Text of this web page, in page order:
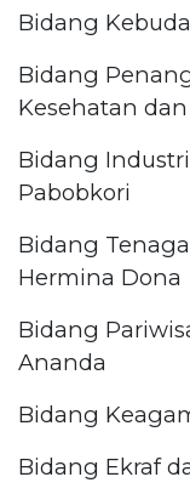
Bidang
Bidang
Kesehatan
Bidang
Pabobkori
Bidang
Hermina Dona
Bidang
Ananda
Bidang
Bidang Ekraf